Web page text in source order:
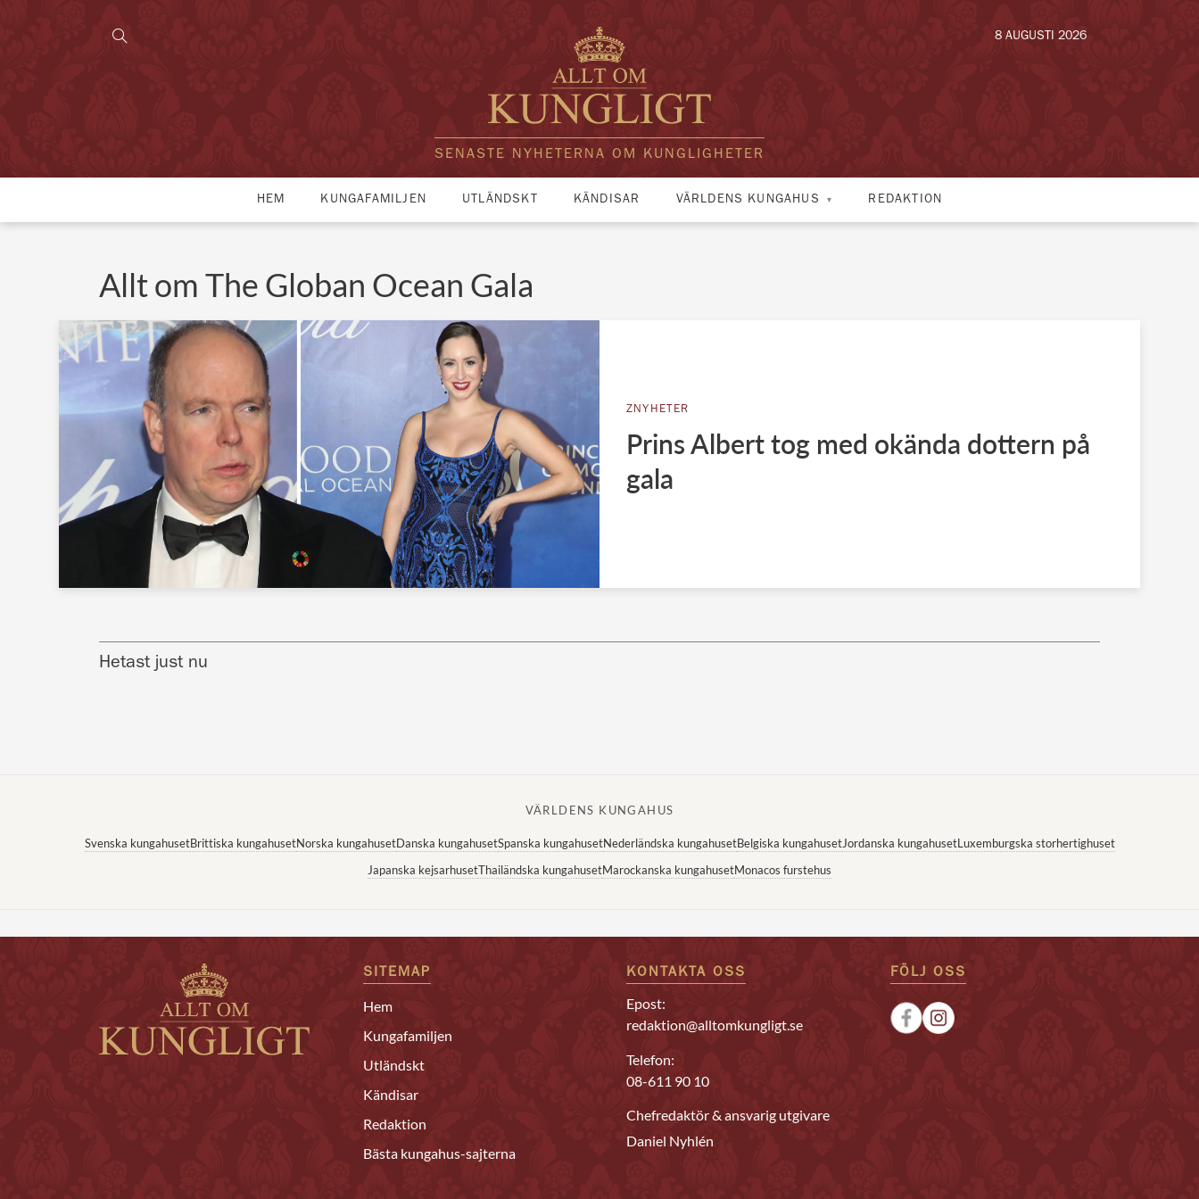
SENASTE NYHETERNA OM KUNGLIGHETER
8 AUGUSTI 2026
HEM KUNGAFAMILJEN UTLÄNDSKT KÄNDISAR VÄRLDENS KUNGAHUS REDAKTION
Allt om The Globan Ocean Gala
ZNYHETER
Prins Albert tog med okända dottern på
gala
Hetast just nu
VÄRLDENS KUNGAHUS
Svenska kungahusetBrittiska kungahusetNorska kungahusetDanska kungahusetSpanska kungahusetNederländska kungahusetBelgiska kungahusetJordanska kungahusetLuxemburgska storhertighuset
Japanska kejsarhusetThailändska kungahusetMarockanska kungahusetMonacos furstehus
SITEMAP
Hem
Kungafamiljen
Utländskt
Kändisar
Redaktion
Bästa kungahus-sajterna
KONTAKTA OSS
Epost:
redaktion@alltomkungligt.se
Telefon:
08-611 90 10
Chefredaktör & ansvarig utgivare
Daniel Nyhlén
FÖLJ OSS